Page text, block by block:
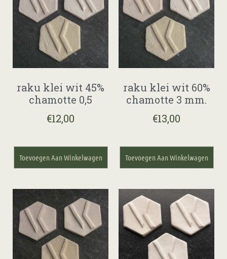
raku klei wit 45%
chamotte 0,5
€12,00
Toevoegen Aan Winkelwagen
raku klei wit 60%
chamotte 3 mm.
€13,00
Toevoegen Aan Winkelwagen